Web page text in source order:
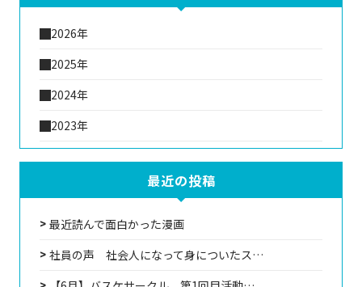
2026年
2025年
2024年
2023年
最近の投稿
最近読んで面白かった漫画
社員の声 社会人になって身についたス…